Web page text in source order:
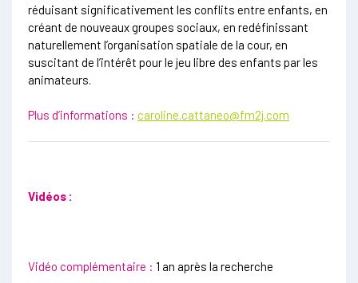
réduisant significativement les conflits entre enfants, en
créant de nouveaux groupes sociaux, en redéfinissant
naturellement l’organisation spatiale de la cour, en
suscitant de l’intérêt pour le jeu libre des enfants par les
animateurs.
Plus d’informations : caroline.cattaneo@fm2j.com
Vidéos :
Vidéo complémentaire : 1 an après la recherche